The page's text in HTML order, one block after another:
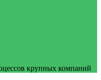
крупных компаний